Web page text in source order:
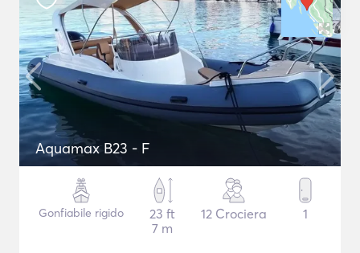
Aquamax B23 - F
Gonfiabile rigido
23 ft
7 m
12 Crociera 1